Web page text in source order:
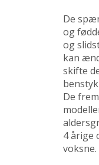
De
og
og
kan
skifte
De
4 årige
voksne.